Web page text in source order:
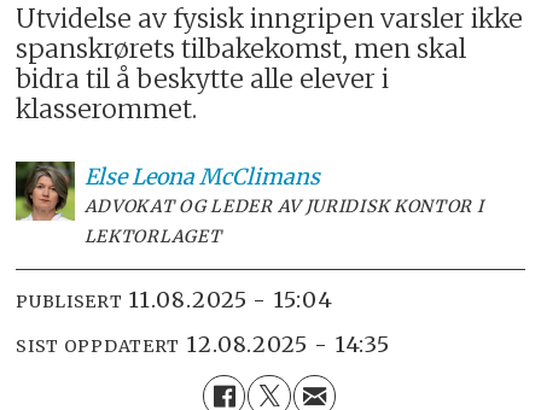
Utvidelse av fysisk inngripen varsler ikke
spanskrørets tilbakekomst, men skal
bidra til å beskytte alle elever i
klasserommet.
Else LeonaMcClimans
ADVOKAT OG LEDER AV JURIDISK KONTOR I
LEKTORLAGET
PUBLISERT 11.08.2025 - 15:04
SIST OPPDATERT 12.08.2025 - 14:35